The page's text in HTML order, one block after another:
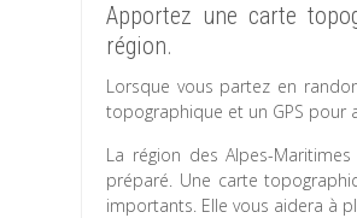
Apportez une carte
région.
Lorsque vous partez en
topographique et un GPS pour
La région des Alpes-
préparé. Une carte
importants. Elle vous aidera à